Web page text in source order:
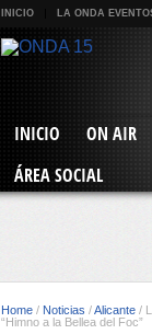
INICIO LA ONDA
INICIO ON AIR
ÁREA SOCIAL
Home / Noticias /Alicante /
“Himno a la Bellea del Foc”